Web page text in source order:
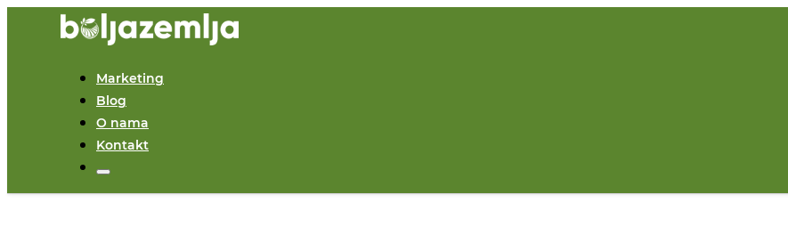
Marketing
Blog
O nama
Kontakt